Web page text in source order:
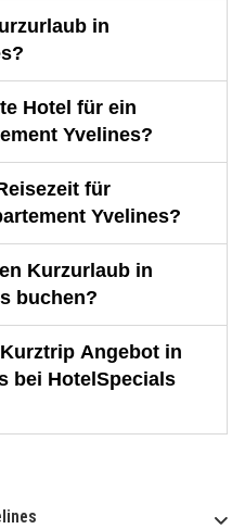
in
Hotel für ein
Yvelines?
für
Yvelines?
Kurzurlaub in
buchen?
Angebot in
bei HotelSpecials